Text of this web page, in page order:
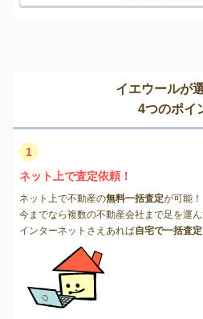
イエウールが
4つのポイ
1
ネット上で査定依頼！
ネット上で不動産の無料一括査定が可能！
今までなら複数の不動産会社まで足を運
インターネットさえあれば自宅で一括査定